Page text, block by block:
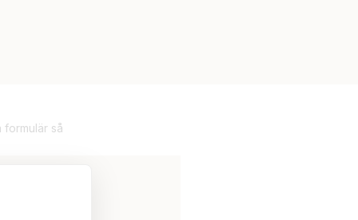
formulär så